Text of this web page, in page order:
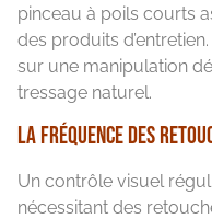
pinceau à poils courts
des produits
sur une manipulation
tressage naturel.
La fréquence des
Un contrôle visuel
nécessitant des